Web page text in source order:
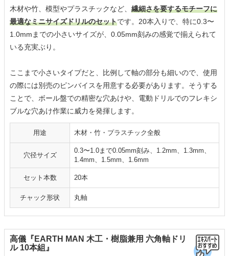
木材や竹、模型やプラスチックなど、 繊細さを要するモチーフに
最適なミニサイズドリルのセットです。20本入りで、特に0.3〜
1.0mmまでの小さいサイズが、0.05mm刻みの感覚で揃えられて
いる充実ぶり。
ここまで小さいタイプだと、比例して軸の部分も細いので、使用
の際には別売のピンバイスを用意する必要があります。そうする
ことで、ボール盤での精密な穴あけや、電動ドリルでのフレキシ
ブルな穴あけ作業に威力を発揮します。
用途 木材・竹・プラスチック全般
穴径サイズ
0.3〜1.0まで0.05mm刻み、1.2mm、1.3mm、
1.4mm、1.5mm、1.6mm
セット本数 20本
チャック形状 丸軸
高儀『EARTH MAN 木工・樹脂兼用 六角軸ドリ
ル 10本組』